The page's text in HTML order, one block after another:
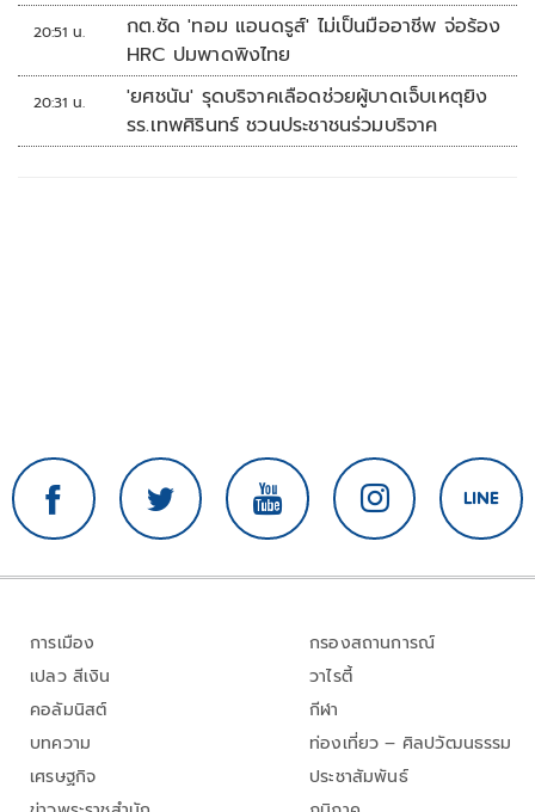
20:51 น.
กต.ซัด 'ทอม แอนดรูส์' ไม่เป็นมืออาชีพ จ่อร้อง
HRC ปมพาดพิงไทย
20:31 น.
'ยศชนัน' รุดบริจาคเลือดช่วยผู้บาดเจ็บเหตุยิง
รร.เทพศิรินทร์ ชวนประชาชนร่วมบริจาค
การเมือง
เปลว สีเงิน
คอลัมนิสต์
บทความ
เศรษฐกิจ
กรองสถานการณ์
วาไรตี้
กีฬา
ท่องเที่ยว – ศิลปวัฒนธรรม
ประชาสัมพันธ์